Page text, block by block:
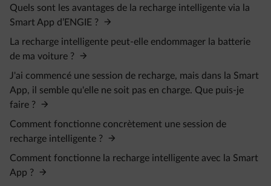
Quels sont les avantages de la recharge intelligente via la
Smart App d’ENGIE ?
La recharge intelligente peut-elle endommager la batterie
de ma voiture ?
J'ai commencé une session de recharge, mais dans la Smart
App, il semble qu'elle ne soit pas en charge. Que puis-je
faire ?
Comment fonctionne concrètement une session de
recharge intelligente ?
Comment fonctionne la recharge intelligente avec la Smart
App ?